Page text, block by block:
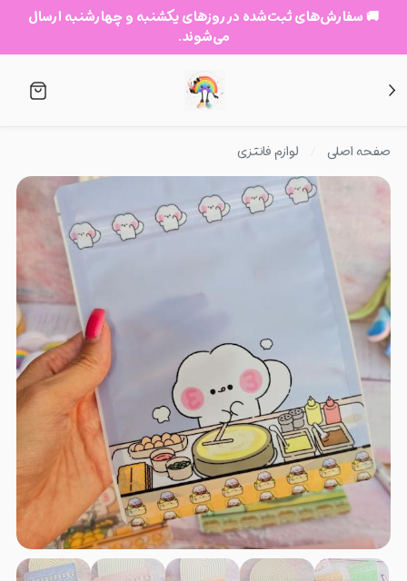
🚚 سفارش‌های ثبت‌شده در روزهای یکشنبه و چهارشنبه ارسال
می‌شوند.
صفحه اصلی لوازم فانتزی